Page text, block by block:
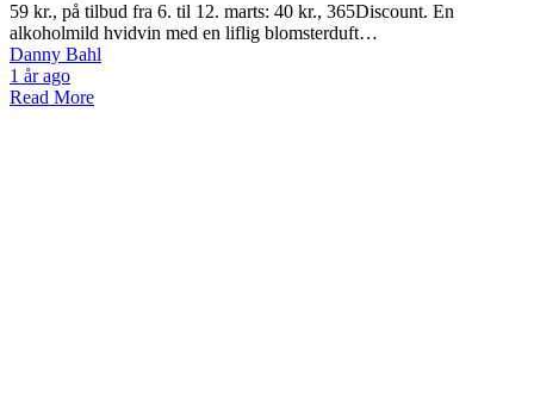
59 kr., på tilbud fra 6. til 12. marts: 40 kr., 365Discount. En
alkoholmild hvidvin med en liflig blomsterduft…
Danny Bahl
1 år ago
Read More